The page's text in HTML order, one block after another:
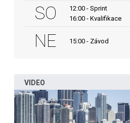
SO
12:00 - Sprint
16:00 - Kvalifikace
NE 15:00 - Závod
VIDEO